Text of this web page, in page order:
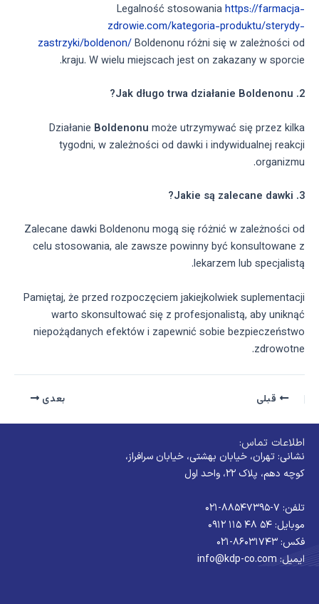
Legalność stosowaniahttps://farmacja-
zdrowie.com/kategoria-produktu/sterydy-
zastrzyki/boldenon/Boldenonu różni się w zależności od
kraju. W wielu miejscach jest on zakazany w sporcie.
2. Jak długo trwa działanie Boldenonu?
Działanie Boldenonu może utrzymywać się przez kilka
tygodni, w zależności od dawki i indywidualnej reakcji
organizmu.
3. Jakie są zalecane dawki?
Zalecane dawki Boldenonu mogą się różnić w zależności od
celu stosowania, ale zawsze powinny być konsultowane z
lekarzem lub specjalistą.
Pamiętaj, że przed rozpoczęciem jakiejkolwiek suplementacji
warto skonsultować się z profesjonalistą, aby uniknąć
niepożądanych efektów i zapewnić sobie bezpieczeństwo
zdrowotne.
قبلی بعدی
اطلاعات تماس:
نشانی: تهران، خیابان بهشتی، خیابان سرافراز،
کوچه دهم، پلاک ۲۲، واحد اول
تلفن: ۷-۸۸۵۴۷۳۹۵-۰۲۱
موبایل: ۵۴ ۴۸ ۱۱۵ ۰۹۱۲
فکس: ۸۶۰۳۱۷۴۳-۰۲۱
ایمیل: info@kdp-co.com